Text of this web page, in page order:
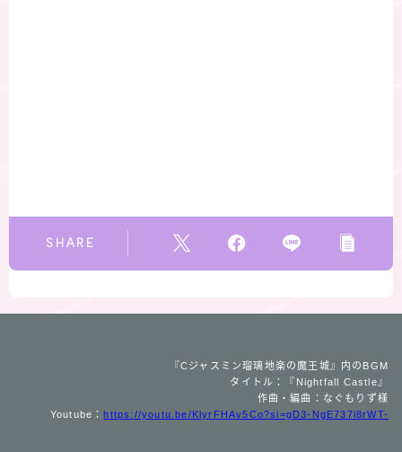
SHARE
『Cジャスミン瑠璃地楽の魔王城』内のBGM
タイトル：『Nightfall Castle』
作曲・編曲：なぐもりず様
Youtube：https://youtu.be/KlyrFHAv5Co?si=gD3-NgE737i8rWT-